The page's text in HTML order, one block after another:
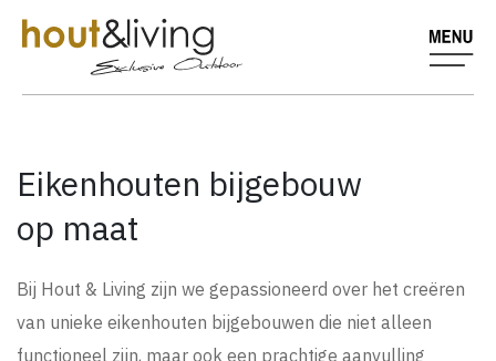
Eikenhouten bijgebouw
op maat
Bij Hout & Living zijn we gepassioneerd over het creëren
van unieke eikenhouten bijgebouwen die niet alleen
functioneel zijn, maar ook een prachtige aanvulling